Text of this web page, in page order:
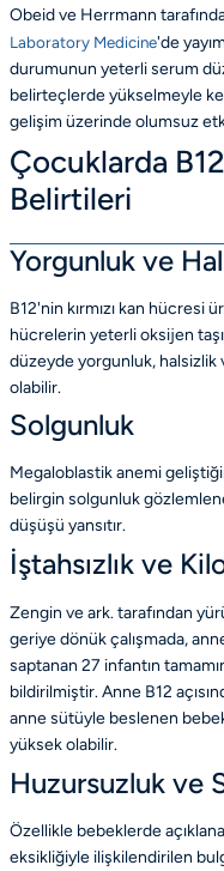
Obeid ve Herrmann
Laboratory Medicine'de
durumunun yeterli serum
belirteçlerde yükselmeyle
gelişim üzerinde olumsuz
Çocuklarda
Belirtileri
Yorgunluk ve
B12'nin kırmızı kan
hücrelerin yeterli oksijen
düzeyde yorgunluk, halsizlik
olabilir.
Solgunluk
Megaloblastik anemi
belirgin solgunluk
düşüşü yansıtır.
İştahsızlık ve
Zengin ve ark. tarafından
geriye dönük çalışmada,
saptanan 27 infantın
bildirilmiştir. Anne B12
anne sütüyle beslenen
yüksek olabilir.
Huzursuzluk ve
Özellikle bebeklerde
eksikliğiyle ilişkilendirilen